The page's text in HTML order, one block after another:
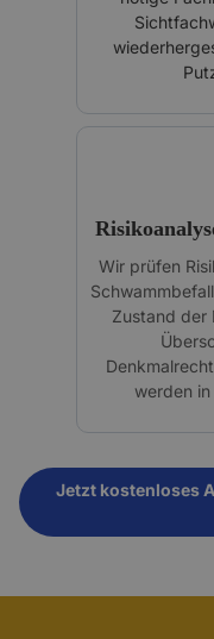
Wir prüfen
Zustand der
werden
Jetzt kostenloses